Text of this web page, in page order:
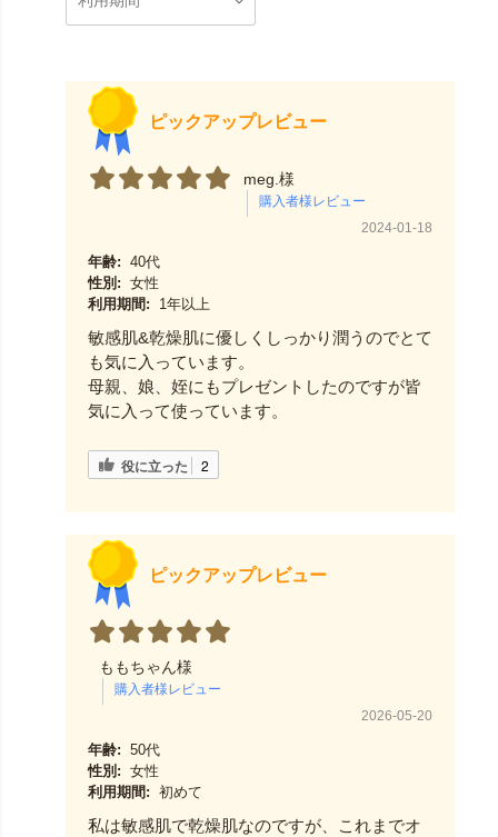
ピックアップレビュー
meg.様
2024-01-18
年齢: 40代
性別: 女性
利用期間:
1年以上
敏感肌&乾燥肌に優しくしっかり潤うのでとて
も気に入っています。
母親、娘、姪にもプレゼントしたのですが皆
気に入って使っています。
役に立った 2
ピックアップレビュー
ももちゃん様
2026-05-20
年齢: 50代
性別: 女性
利用期間: 初めて
私は敏感肌で乾燥肌なのですが、これまでオ